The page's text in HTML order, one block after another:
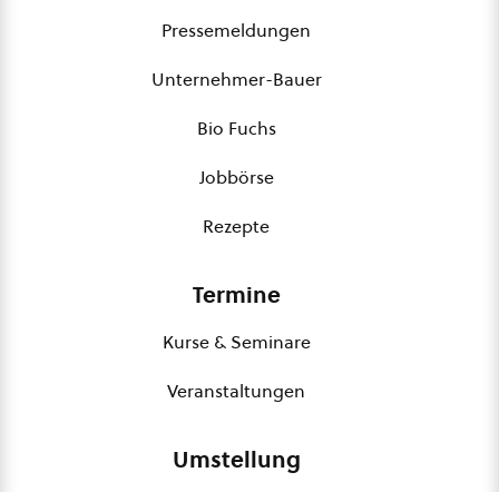
Pressemeldungen
Unternehmer-Bauer
Bio Fuchs
Jobbörse
Rezepte
Termine
Kurse & Seminare
Veranstaltungen
Umstellung